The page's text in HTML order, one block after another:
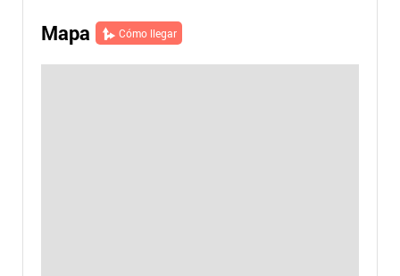
Mapa Cómo llegar